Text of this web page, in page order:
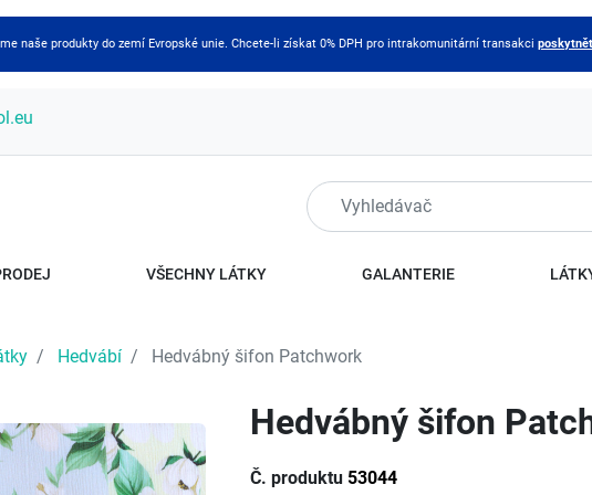
naše produkty do zemí Evropské unie. Chcete-li získat 0% DPH pro intrakomunitární transakci
VŠECHNY LÁTKY GALANTERIE
Hedvábí Hedvábný šifon Patchwork
Hedvábný šifon
Č. produktu 53044